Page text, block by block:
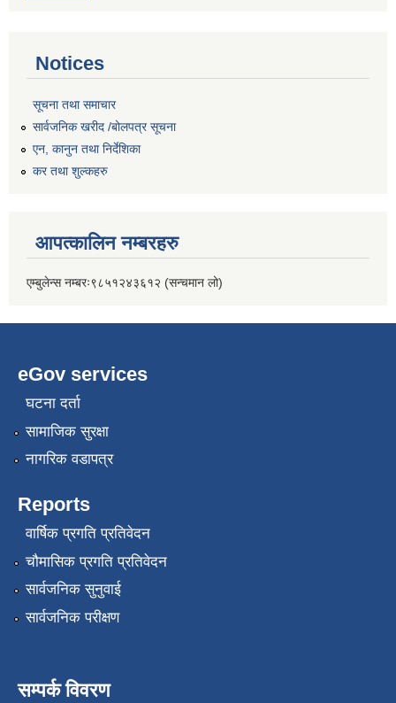
Notices
सूचना तथा समाचार
सार्वजनिक खरीद /बोलपत्र सूचना
एन, कानुन तथा निर्देशिका
कर तथा शुल्कहरु
आपत्कालिन नम्बरहरु
एम्बुलेन्स नम्बरः९८५१२४३६१२ (सन्चमान लो)
eGov services
घटना दर्ता
सामाजिक सुरक्षा
नागरिक वडापत्र
Reports
वार्षिक प्रगति प्रतिवेदन
चौमासिक प्रगति प्रतिवेदन
सार्वजनिक सुनुवाई
सार्वजनिक परीक्षण
सम्पर्क विवरण